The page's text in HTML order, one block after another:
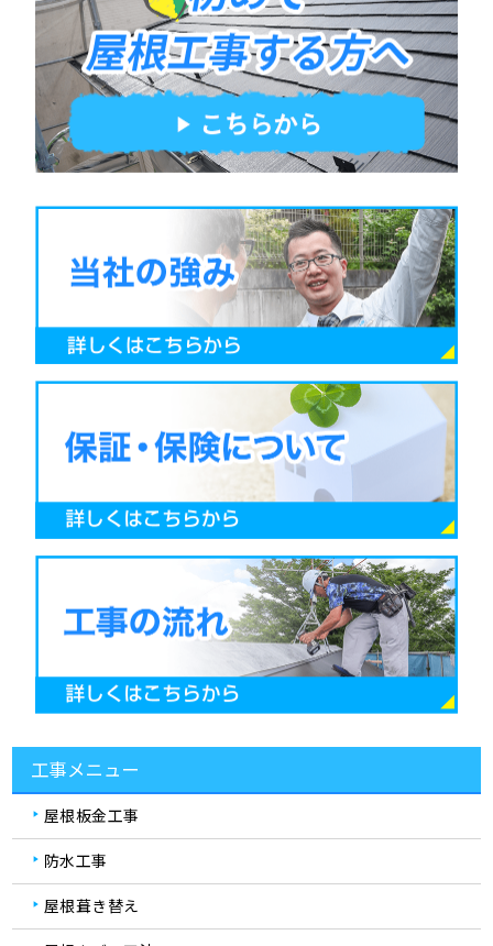
工事メニュー
屋根板金工事
防水工事
屋根葺き替え